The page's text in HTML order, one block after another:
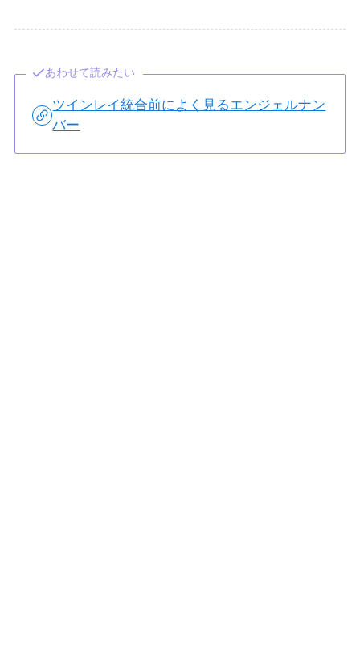
あわせて読みたい
ツインレイ統合前によく見るエンジェルナン
バー